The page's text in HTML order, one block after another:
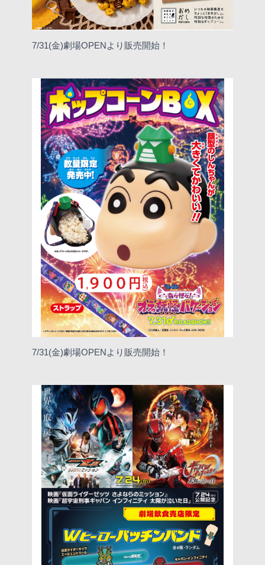
7/31(金)劇場OPENより販売開始！
7/31(金)劇場OPENより販売開始！